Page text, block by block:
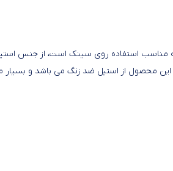
که مناسب استفاده روی سینک است، از جنس
محصول از استیل ضد زنگ می باشد و بسیار